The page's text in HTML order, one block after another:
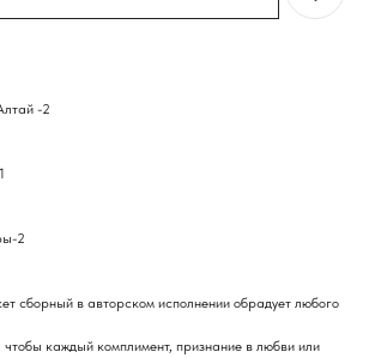
-2
2
сборный в авторском исполнении обрадует любого
каждый комплимент, признание в любви или